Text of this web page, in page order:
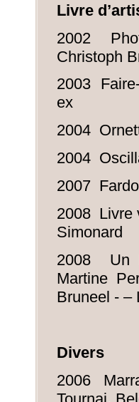
Livre
2002
Christoph
2003
ex
2004
2004
2007
2008 Livre
Simonard
2008 Un
Martine
Bruneel - –
Divers
2006